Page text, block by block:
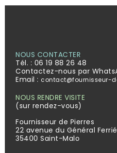
NOUS CONTACTER
Tél. : 06 19 88 26 48
Contactez-nous par
Email : contact@fournisseur-
NOUS RENDRE VISITE
(sur rendez-vous)
Fournisseur de Pierres
22 avenue du Général Ferrié
35400 Saint-Malo